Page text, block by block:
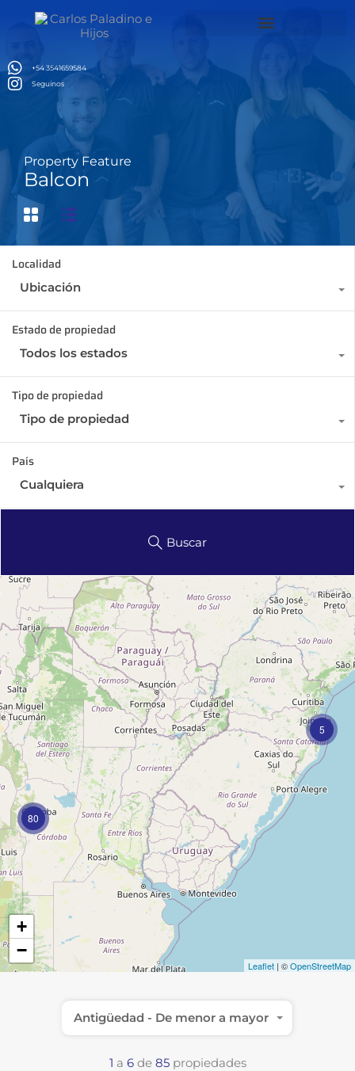
+54 3541659584
Seguinos
Property Feature
Balcon
Localidad
Ubicación
Estado de propiedad
Todos los estados
Tipo de propiedad
Tipo de propiedad
País
Cualquiera
Buscar
5
80
+
−
Leaflet | ©OpenStreetMap
1 a 6 de 85 propiedades
Antigüedad - De menor a mayor